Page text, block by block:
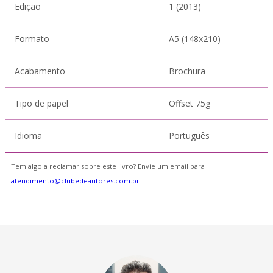
Edição 1 (2013)
Formato A5 (148x210)
Acabamento Brochura
Tipo de papel Offset 75g
Idioma Português
Tem algo a reclamar sobre este livro? Envie um email para
atendimento@clubedeautores.com.br